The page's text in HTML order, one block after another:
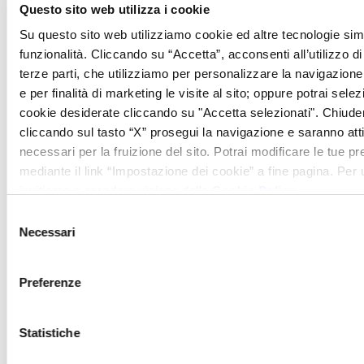
Questo sito web utilizza i cookie
Su questo sito web utilizziamo cookie ed altre tecnologie
funzionalità. Cliccando su “Accetta”, acconsenti all’utilizzo
terze parti, che utilizziamo per personalizzare la
e per finalità di marketing le visite al sito; oppure potrai
cookie desiderate cliccando su "Accetta selezionati".
cliccando sul tasto “X” prosegui la navigazione e saranno
necessari per la fruizione del sito. Potrai modificare le tue
mediante il link “Impostazione dei cookie” a fine pagina. Per
delNecessari
Preferenze
Statistiche
ottimi standard ed originalità, che sono
poi i tratti costitutivi del DNA nazionale.
Tra le 36 novità stellate che hanno
delineato una nuova costellazione in 14
regioni della penisola, figurano 2 new
entry due stelle e 34 novità 1 stella per un
totale di 378 ristoranti stellati.
“I Salotti” del Patriarca è stata